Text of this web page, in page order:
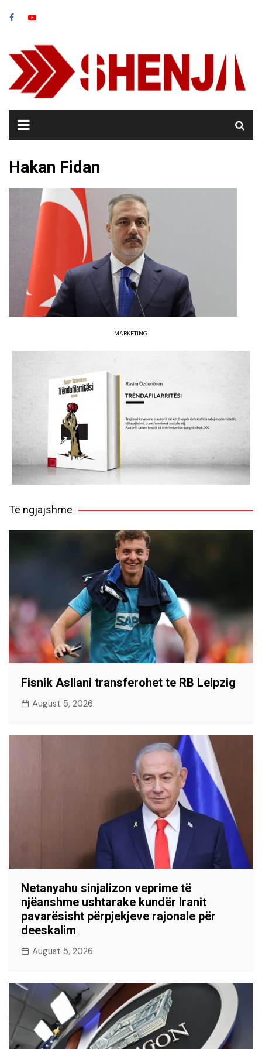
Hakan Fidan
MARKETING
Të ngjajshme
Fisnik Asllani transferohet te RB Leipzig
August 5, 2026
Netanyahu sinjalizon veprime të
njëanshme ushtarake kundër Iranit
pavarësisht përpjekjeve rajonale për
deeskalim
August 5, 2026